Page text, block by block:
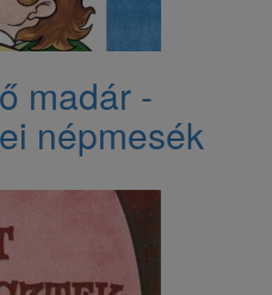
madár -
népmesék